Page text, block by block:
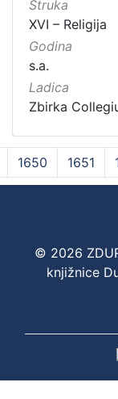
Struka
XVI – Religija
Godina
s.a.
Ladica
Zbirka
1650 1651
© 2026
knjižnice